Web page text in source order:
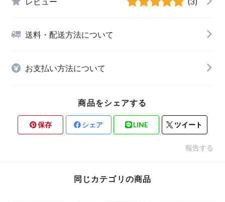
送料・配送方法について
お支払い方法について
商品をシェアする
保存 シェア LINE ツイート
報告する
同じカテゴリの商品